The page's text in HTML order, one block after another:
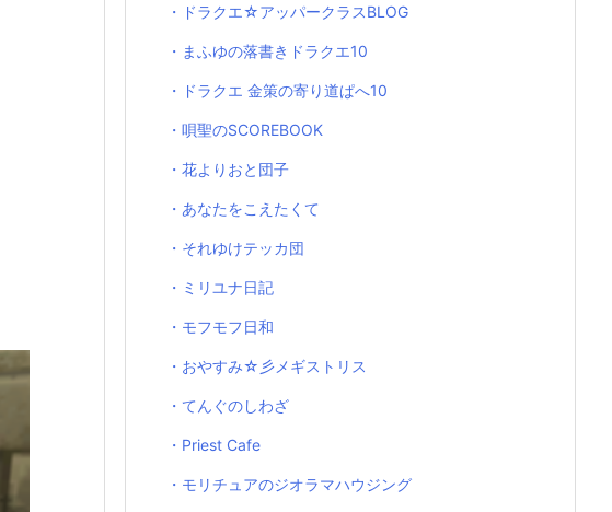
・ドラクエ☆アッパークラスBLOG
・まふゆの落書きドラクエ10
・ドラクエ 金策の寄り道ぱへ10
・唄聖のSCOREBOOK
・花よりおと団子
・あなたをこえたくて
・それゆけテッカ団
・ミリユナ日記
・モフモフ日和
・おやすみ☆彡メギストリス
・てんぐのしわざ
・Priest Cafe
・モリチュアのジオラマハウジング